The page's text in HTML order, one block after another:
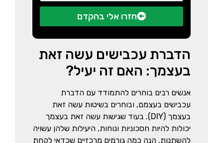
חזרו אלי בהקדם
הדברת עכבישים עשה זאת
בעצמך: האם זה יעיל?
אנשים רבים בוחרים להתמודד עם הדברת
עכבישים בעצמם, ובוחרים בשיטות עשה זאת
בעצמך (DIY). בעוד שגישות עשה זאת בעצמך
יכולות להיות חסכוניות ונוחות, היעילות שלהן עשויה
להשתנות. הנה כמה גורמים מרכזיים שכדאי לקחת